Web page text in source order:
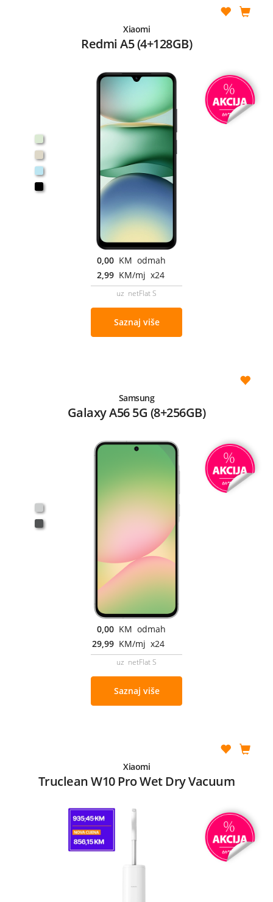
Xiaomi
Redmi A5 (4+128GB)
0,00 KM odmah
2,99 KM/mj x24
uz netFlat S
Saznaj više
Samsung
Galaxy A56 5G (8+256GB)
0,00 KM odmah
29,99 KM/mj x24
uz netFlat S
Saznaj više
Xiaomi
Truclean W10 Pro Wet Dry Vacuum